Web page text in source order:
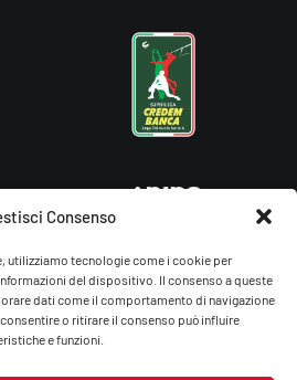
Consenso
utilizziamo tecnologie come i cookie per
del dispositivo. Il consenso a queste
dati come il comportamento di navigazione
o ritirare il consenso può influire
e funzioni.